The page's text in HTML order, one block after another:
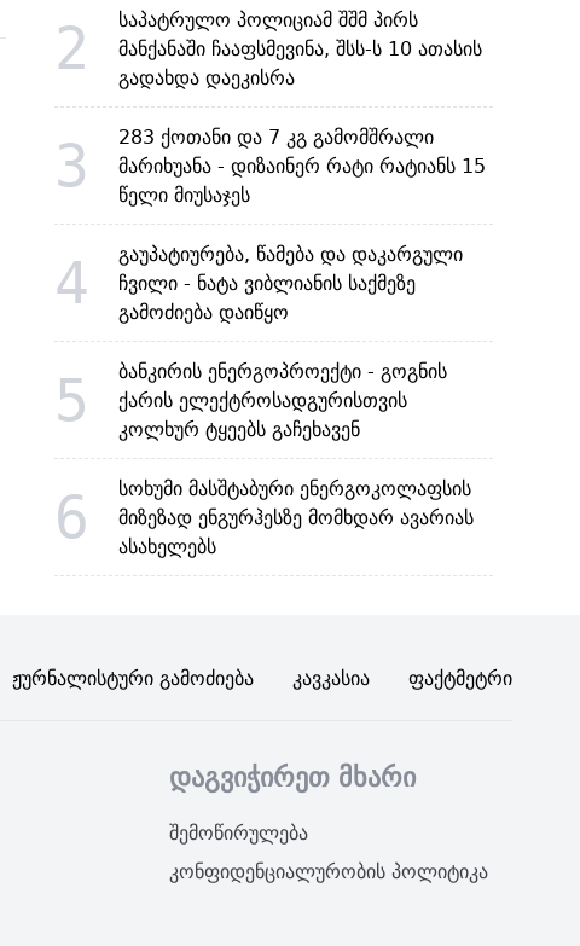
2
საპატრულო პოლიციამ შშმ პირს
მანქანაში ჩააფსმევინა, შსს-ს 10 ათასის
გადახდა დაეკისრა
3
283 ქოთანი და 7 კგ გამომშრალი
მარიხუანა - დიზაინერ რატი რატიანს 15
წელი მიუსაჯეს
4
გაუპატიურება, წამება და დაკარგული
ჩვილი - ნატა ვიბლიანის საქმეზე
გამოძიება დაიწყო
5
ბანკირის ენერგოპროექტი - გოგნის
ქარის ელექტროსადგურისთვის
კოლხურ ტყეებს გაჩეხავენ
6
სოხუმი მასშტაბური ენერგოკოლაფსის
მიზეზად ენგურჰესზე მომხდარ ავარიას
ასახელებს
Ჟურნალისტური Გამოძიება Კავკასია Ფაქტმეტრი
დაგვიჭირეთ მხარი
შემოწირულება
კონფიდენციალურობის პოლიტიკა